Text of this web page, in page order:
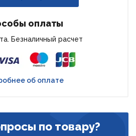
оплаты
Безналичный расчет
об оплате
по товару?